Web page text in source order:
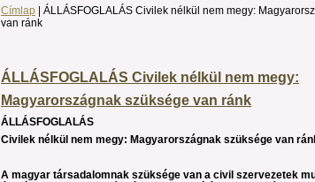
Címlap | ÁLLÁSFOGLALÁS Civilek nélkül nem megy:
van ránk
ÁLLÁSFOGLALÁS Civilek nélkül nem megy:
Magyarországnak szüksége van ránk
ÁLLÁSFOGLALÁS
Civilek nélkül nem megy: Magyarországnak szüksége van
A magyar társadalomnak szüksége van a civil szervezetek